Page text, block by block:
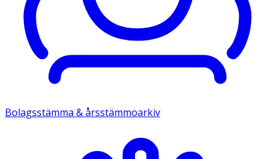
Bolagsstämma & årsstämmoarkiv